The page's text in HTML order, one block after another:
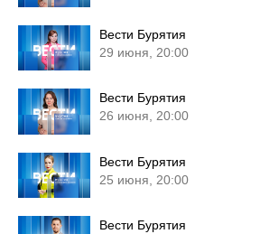
Вести Бурятия
29 июня, 20:00
Вести Бурятия
26 июня, 20:00
Вести Бурятия
25 июня, 20:00
Вести Бурятия